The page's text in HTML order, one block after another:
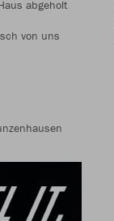
abgeholt
von uns